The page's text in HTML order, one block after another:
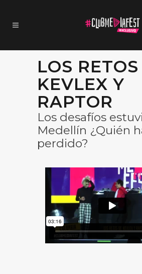
LOS
KEVLEX Y
RAPTOR
Los desafíos
Medellín ¿Quién
perdido?